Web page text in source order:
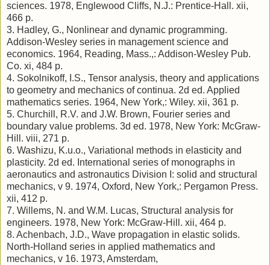
sciences. 1978, Englewood Cliffs, N.J.: Prentice-Hall. xii,
466 p.
3. Hadley, G., Nonlinear and dynamic programming.
Addison-Wesley series in management science and
economics. 1964, Reading, Mass.,: Addison-Wesley Pub.
Co. xi, 484 p.
4. Sokolnikoff, I.S., Tensor analysis, theory and applications
to geometry and mechanics of continua. 2d ed. Applied
mathematics series. 1964, New York,: Wiley. xii, 361 p.
5. Churchill, R.V. and J.W. Brown, Fourier series and
boundary value problems. 3d ed. 1978, New York: McGraw-
Hill. viii, 271 p.
6. Washizu, K.u.o., Variational methods in elasticity and
plasticity. 2d ed. International series of monographs in
aeronautics and astronautics Division I: solid and structural
mechanics, v 9. 1974, Oxford, New York,: Pergamon Press.
xii, 412 p.
7. Willems, N. and W.M. Lucas, Structural analysis for
engineers. 1978, New York: McGraw-Hill. xii, 464 p.
8. Achenbach, J.D., Wave propagation in elastic solids.
North-Holland series in applied mathematics and
mechanics, v 16. 1973, Amsterdam,